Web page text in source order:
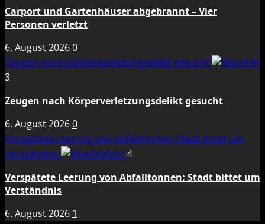
Carport und Gartenhäuser abgebrannt – Vier
Personen verletzt
6. August 20260
Zeugen nach Körperverletzungsdelikt gesucht
3
Zeugen nach Körperverletzungsdelikt gesucht
6. August 20260
Verspätete Leerung von Abfalltonnen: Stadt bittet um
Verständnis
4
Verspätete Leerung von Abfalltonnen: Stadt bittet um
Verständnis
6. August 2026 1